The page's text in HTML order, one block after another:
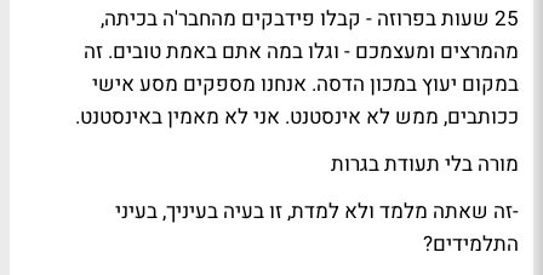
25 שעות בפרוזה - קבלו פידבקים מהחבר'ה בכיתה,
מהמרצים ומעצמכם - וגלו במה אתם באמת טובים. זה
במקום יעוץ במכון הדסה. אנחנו מספקים מסע אישי
ככותבים, ממש לא אינסטנט. אני לא מאמין באינסטנט.
מורה בלי תעודת בגרות
-זה שאתה מלמד ולא למדת, זו בעיה בעיניך, בעיני
התלמידים?